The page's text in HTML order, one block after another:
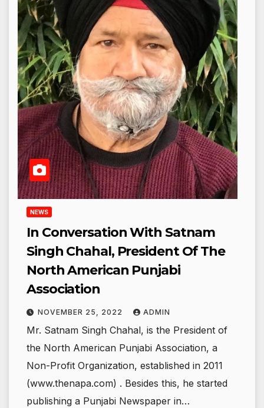
NEWS
In Conversation With Satnam
Singh Chahal, President Of The
North American Punjabi
Association
NOVEMBER 25, 2022 ADMIN
Mr. Satnam Singh Chahal, is the President of
the North American Punjabi Association, a
Non-Profit Organization, established in 2011
(www.thenapa.com) . Besides this, he started
publishing a Punjabi Newspaper in…